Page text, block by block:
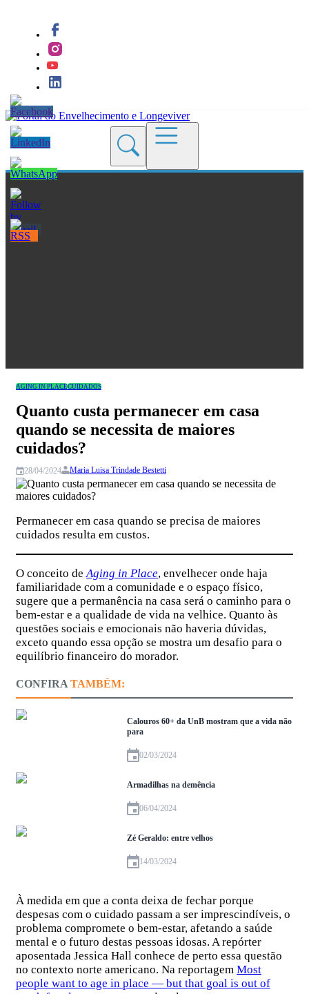
AGING IN PLACECUIDADOS
Quanto custa permanecer em casa
quando se necessita de maiores
cuidados?
28/04/2024 Maria Luisa Trindade Bestetti
Permanecer em casa quando se precisa de maiores
cuidados resulta em custos.
O conceito de Aging in Place, envelhecer onde haja
familiaridade com a comunidade e o espaço físico,
sugere que a permanência na casa será o caminho para o
bem-estar e a qualidade de vida na velhice. Quanto às
questões sociais e emocionais não haveria dúvidas,
exceto quando essa opção se mostra um desafio para o
equilíbrio financeiro do morador.
CONFIRA TAMBÉM:
Calouros 60+ da UnB mostram que a vida não
para
02/03/2024
Armadilhas na demência
06/04/2024
Zé Geraldo: entre velhos
14/03/2024
À medida em que a conta deixa de fechar porque
despesas com o cuidado passam a ser imprescindíveis, o
problema compromete o bem-estar, afetando a saúde
mental e o futuro destas pessoas idosas. A repórter
aposentada Jessica Hall conhece de perto essa questão
no contexto norte americano. Na reportagem Most
people want to age in place — but that goal is out of